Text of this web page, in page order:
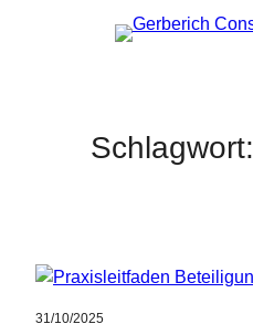
Schlagwort:
31/10/2025